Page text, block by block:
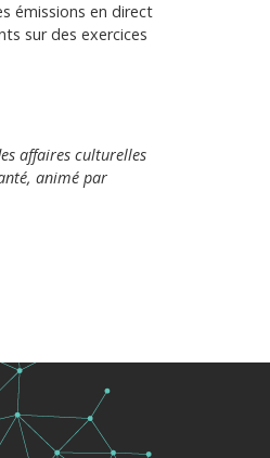
émissions en direct
sur des exercices
affaires culturelles
animé par